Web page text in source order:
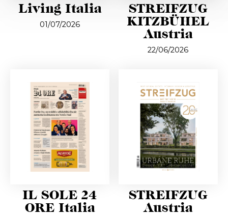
Living Italia
01/07/2026
STREIFZUG
KITZBÜHEL
Austria
22/06/2026
IL SOLE 24
ORE Italia
STREIFZUG
Austria